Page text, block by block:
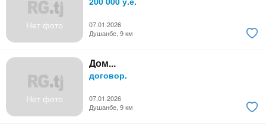
Нет фото
07.01.2026
Душанбе, 9 км
Нет фото
Дом...
договор.
07.01.2026
Душанбе, 9 км